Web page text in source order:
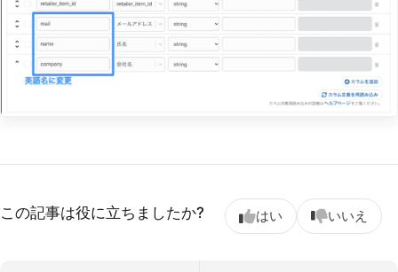
この記事は役に立ちましたか? はい いいえ